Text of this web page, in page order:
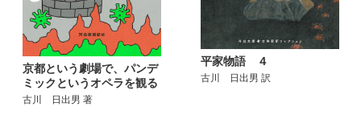
京都という劇場で、パンデ
ミックというオペラを観る
古川 日出男 著
平家物語 ４
古川 日出男 訳